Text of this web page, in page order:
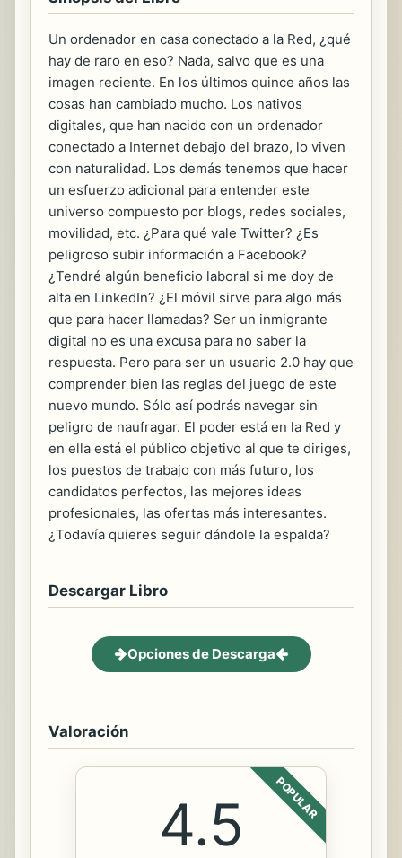
Un ordenador en casa conectado a la Red, ¿qué
hay de raro en eso? Nada, salvo que es una
imagen reciente. En los últimos quince años las
cosas han cambiado mucho. Los nativos
digitales, que han nacido con un ordenador
conectado a Internet debajo del brazo, lo viven
con naturalidad. Los demás tenemos que hacer
un esfuerzo adicional para entender este
universo compuesto por blogs, redes sociales,
movilidad, etc. ¿Para qué vale Twitter? ¿Es
peligroso subir información a Facebook?
¿Tendré algún beneficio laboral si me doy de
alta en LinkedIn? ¿El móvil sirve para algo más
que para hacer llamadas? Ser un inmigrante
digital no es una excusa para no saber la
respuesta. Pero para ser un usuario 2.0 hay que
comprender bien las reglas del juego de este
nuevo mundo. Sólo así podrás navegar sin
peligro de naufragar. El poder está en la Red y
en ella está el público objetivo al que te diriges,
los puestos de trabajo con más futuro, los
candidatos perfectos, las mejores ideas
profesionales, las ofertas más interesantes.
¿Todavía quieres seguir dándole la espalda?
Descargar Libro
Opciones de Descarga
Valoración
POPULAR
4.5